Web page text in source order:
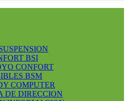
BSI
CONFORT
BSM
COMPUTER
DE DIRECCION